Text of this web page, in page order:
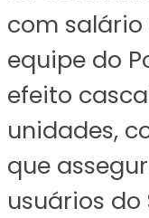
com
equipe do
efeito
unidades,
que
usuários do